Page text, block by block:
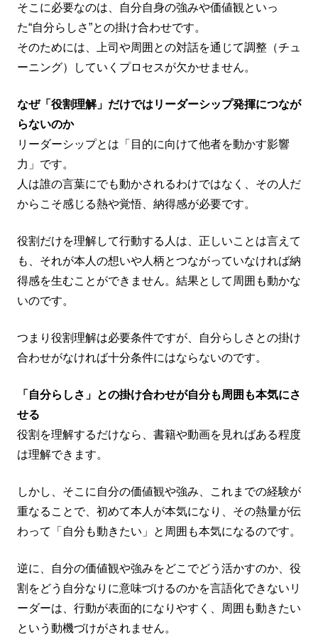
そこに必要なのは、自分自身の強みや価値観といっ
た“自分らしさ”との掛け合わせです。
そのためには、上司や周囲との対話を通じて調整（チュ
ーニング）していくプロセスが欠かせません。
なぜ「役割理解」だけではリーダーシップ発揮につなが
らないのか
リーダーシップとは「目的に向けて他者を動かす影響
力」です。
人は誰の言葉にでも動かされるわけではなく、その人だ
からこそ感じる熱や覚悟、納得感が必要です。
役割だけを理解して行動する人は、正しいことは言えて
も、それが本人の想いや人柄とつながっていなければ納
得感を生むことができません。結果として周囲も動かな
いのです。
つまり役割理解は必要条件ですが、自分らしさとの掛け
合わせがなければ十分条件にはならないのです。
「自分らしさ」との掛け合わせが自分も周囲も本気にさ
せる
役割を理解するだけなら、書籍や動画を見ればある程度
は理解できます。
しかし、そこに自分の価値観や強み、これまでの経験が
重なることで、初めて本人が本気になり、その熱量が伝
わって「自分も動きたい」と周囲も本気になるのです。
逆に、自分の価値観や強みをどこでどう活かすのか、役
割をどう自分なりに意味づけるのかを言語化できないリ
ーダーは、行動が表面的になりやすく、周囲も動きたい
という動機づけがされません。